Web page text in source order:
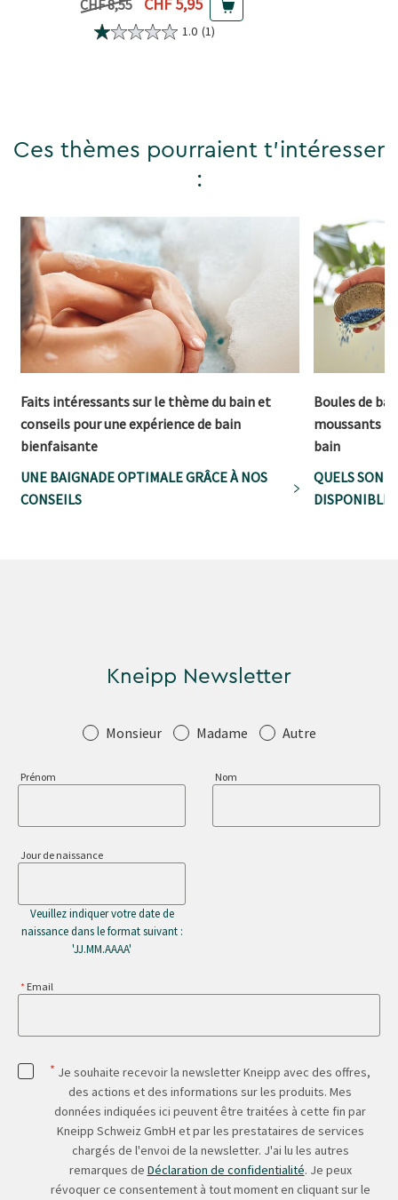
Prix précédent
CHF 8,55 CHF 5,95
1.0 (1)
Ces thèmes pourraient t'intéresser
:
Faits intéressants sur le thème du bain et
conseils pour une expérience de bain
bienfaisante
UNE BAIGNADE OPTIMALE GRÂCE À NOS
CONSEILS
Boules de
moussants -
bain
QUELS SONT
Kneipp Newsletter
SalutationMonsieur Madame Autre
Prénom Nom
Jour de naissance
Veuillez indiquer votre date de
naissance dans le format suivant :
'JJ.MM.AAAA'
Email
* Je souhaite recevoir la newsletter Kneipp avec des offres,
des actions et des informations sur les produits. Mes
données indiquées ici peuvent être traitées à cette fin par
Kneipp Schweiz GmbH et par les prestataires de services
chargés de l'envoi de la newsletter. J'ai lu les autres
remarques de Déclaration de confidentialité. Je peux
révoquer ce consentement à tout moment en cliquant sur le